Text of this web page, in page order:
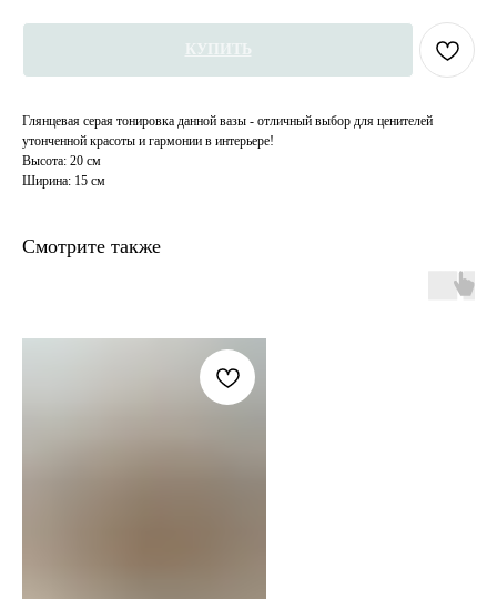
КУПИТЬ
Глянцевая серая тонировка данной вазы - отличный выбор для ценителей
утонченной красоты и гармонии в интерьере!
Высота: 20 см
Ширина: 15 см
Смотрите также